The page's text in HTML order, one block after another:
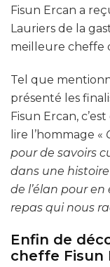
Fisun Ercan a
Lauriers de la
meilleure cheffe
Tel que
présenté les
Fisun Ercan,
lire l’hommage «
pour de savoirs
dans une
de l’élan pour
repas qui nous
Enfin de
cheffe Fisun